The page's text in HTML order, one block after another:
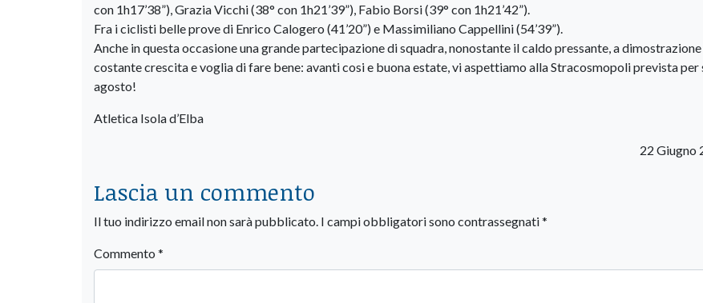
con 1h17’38”), Grazia Vicchi (38° con 1h21’39”), Fabio Borsi (39° con 1h21’42”).
Fra i ciclisti belle prove di Enrico Calogero (41’20”) e Massimiliano Cappellini (54’39”).
Anche in questa occasione una grande partecipazione di squadra, nonostante il caldo pressante, a
costante crescita e voglia di fare bene: avanti cosi e buona estate, vi aspettiamo alla Stracosmopoli prevista per
agosto!
Atletica Isola d’Elba
22 Giugno
Lascia un commento
Il tuo indirizzo email non sarà pubblicato. I campi obbligatori sono contrassegnati*
Commento *